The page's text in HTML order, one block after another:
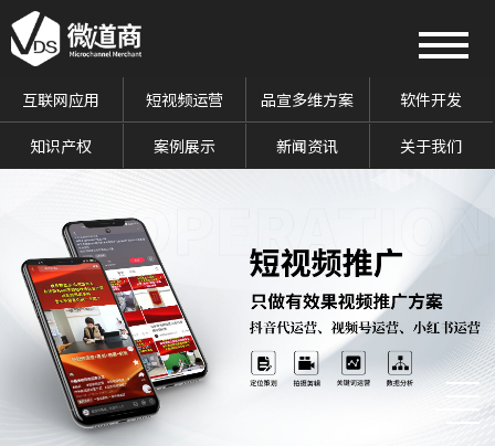
互联网应用 短视频运营 品宣多维方案 软件开发
知识产权 案例展示 新闻资讯 关于我们